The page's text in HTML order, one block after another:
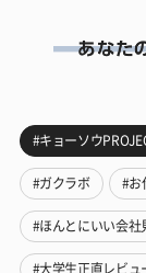
#キョーソウ
#ガクラボ #お
#ほんとにいい会社
#大学生正直レビュ